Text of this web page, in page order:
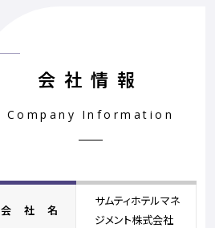
会社情報
Company Information
会社名
サムティホテルマネ
ジメント株式会社